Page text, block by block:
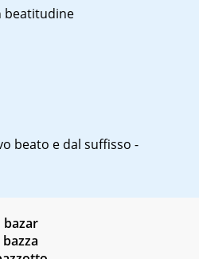
beatitudine
beato e dal suffisso -
bazar
bazza